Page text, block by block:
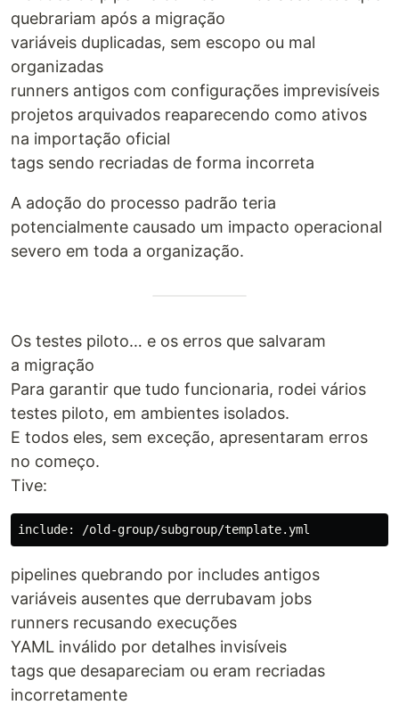
quebrariam após a migração
variáveis duplicadas, sem escopo ou mal
organizadas
runners antigos com configurações imprevisíveis
projetos arquivados reaparecendo como ativos
na importação oficial
tags sendo recriadas de forma incorreta
A adoção do processo padrão teria
potencialmente causado um impacto operacional
severo em toda a organização.
Os testes piloto… e os erros que salvaram
a migração
Para garantir que tudo funcionaria, rodei vários
testes piloto, em ambientes isolados.
E todos eles, sem exceção, apresentaram erros
no começo.
Tive:
pipelines quebrando por includes antigos
variáveis ausentes que derrubavam jobs
runners recusando execuções
YAML inválido por detalhes invisíveis
tags que desapareciam ou eram recriadas
incorretamente